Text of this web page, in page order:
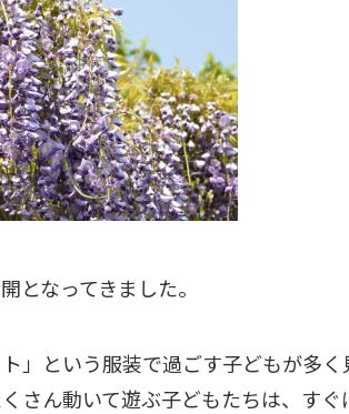
となってきました。
」という服装で過ごす子どもが多く
さん動いて遊ぶ子どもたちは、すぐ